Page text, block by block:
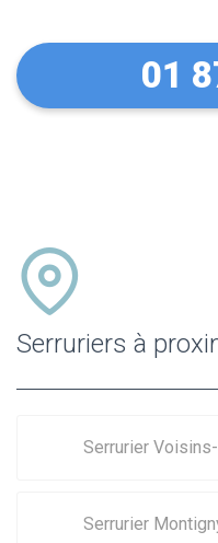
01
Serruriers à
Serrurier
Serrurier